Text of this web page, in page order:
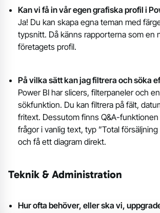
Kan vi få in vår egen grafiska profil i
Ja! Du kan skapa egna teman med
typsnitt. Då känns rapporterna som en
företagets profil.
På vilka sätt kan jag filtrera och söka
Power BI har slicers, filterpaneler och
sökfunktion. Du kan filtrera på fält,
fritext. Dessutom finns Q&A-funktionen
frågor i vanlig text, typ ”Total försäljning
och få ett diagram direkt.
Teknik & Administration
Hur ofta behöver, eller ska vi,